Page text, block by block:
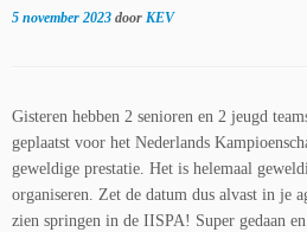
5 november 2023 door KEV
Gisteren hebben 2 senioren en 2 jeugd
geplaatst voor het Nederlands
geweldige prestatie. Het is helemaal
organiseren. Zet de datum dus alvast in je
zien springen in de IISPA! Super gedaan